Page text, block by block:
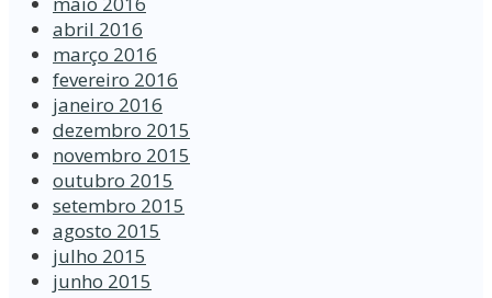
abril 2016
março 2016
fevereiro 2016
janeiro 2016
dezembro 2015
novembro 2015
outubro 2015
setembro 2015
agosto 2015
julho 2015
junho 2015